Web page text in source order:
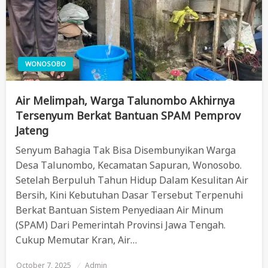
WONOSOBO
Air Melimpah, Warga Talunombo Akhirnya
Tersenyum Berkat Bantuan SPAM Pemprov
Jateng
Senyum Bahagia Tak Bisa Disembunyikan Warga
Desa Talunombo, Kecamatan Sapuran, Wonosobo.
Setelah Berpuluh Tahun Hidup Dalam Kesulitan Air
Bersih, Kini Kebutuhan Dasar Tersebut Terpenuhi
Berkat Bantuan Sistem Penyediaan Air Minum
(SPAM) Dari Pemerintah Provinsi Jawa Tengah.
Cukup Memutar Kran, Air…
Posted
October 7, 2025 Admin